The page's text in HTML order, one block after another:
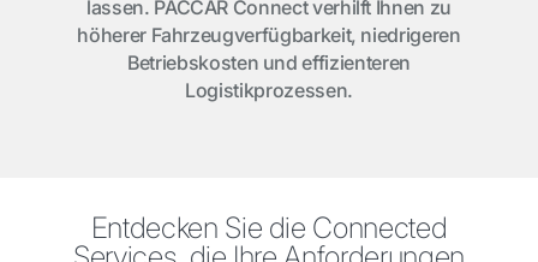
lassen. PACCAR Connect verhilft Ihnen zu
höherer Fahrzeugverfügbarkeit, niedrigeren
Betriebskosten und effizienteren
Logistikprozessen.
Entdecken Sie die Connected